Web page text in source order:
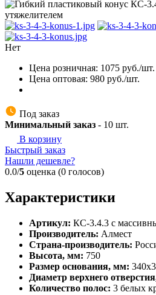
Нет
Цена розничная: 1075 руб./шт.
Цена оптовая: 980 руб./шт.
Под заказ
Минимальный заказ - 10 шт.
В корзину
Быстрый заказ
Нашли дешевле?
0.0/5 оценка (0 голосов)
Характеристики
Артикул: КС-3.4.3 с
Производитель: Алмест
Страна-производитель:
Высота, мм: 750
Размер основания, мм:
Диаметр верхнего
Количество полос: 3 белых